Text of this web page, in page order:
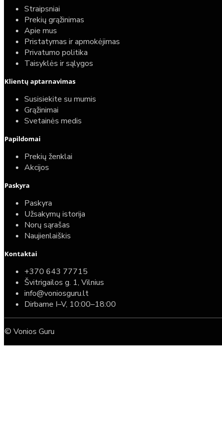
Straipsniai
Prekių grąžinimas
Apie mus
Pristatymas ir apmokėjimas
Privatumo politika
Taisyklės ir sąlygos
Klientų aptarnavimas
Susisiekite su mumis
Grąžinimai
Svetainės medis
Papildomai
Prekių ženklai
Akcijos
Paskyra
Paskyra
Užsakymų istorija
Norų sąrašas
Naujienlaiškis
Kontaktai
+370 643 77715
Švitrigailos g. 1, Vilnius
info@voniosguru.lt
Dirbame I–V, 10:00–18:00
© Vonios Guru